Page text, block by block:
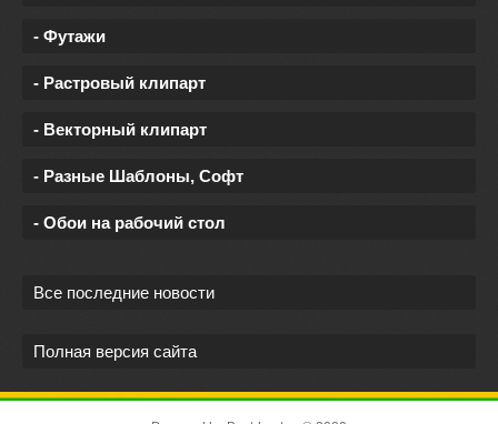
- Футажи
- Растровый клипарт
- Векторный клипарт
- Разные Шаблоны, Софт
- Обои на рабочий стол
Все последние новости
Полная версия сайта